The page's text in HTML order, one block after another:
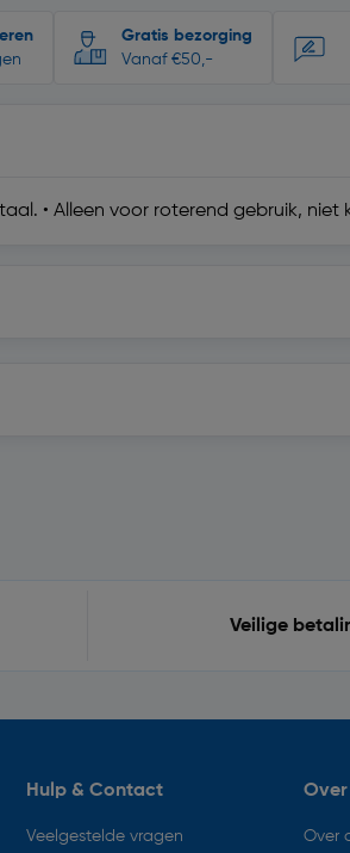
Gratis bezorging
Vanaf €50,-
• Alleen voor roterend gebruik, niet
Veilige
Hulp & Contact
Veelgestelde vragen Over